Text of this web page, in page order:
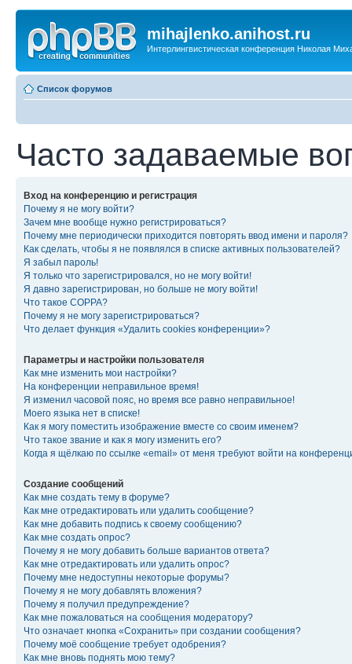
mihajlenko.anihost.ru
Интерлингвистическая конференция Николая
Список форумов
Часто задаваемые
Вход на конференцию и регистрация
Почему я не могу войти?
Зачем мне вообще нужно регистрироваться?
Почему мне периодически приходится повторять ввод имени и пароля?
Как сделать, чтобы я не появлялся в списке активных пользователей?
Я забыл пароль!
Я только что зарегистрировался, но не могу войти!
Я давно зарегистрирован, но больше не могу войти!
Что такое COPPA?
Почему я не могу зарегистрироваться?
Что делает функция «Удалить cookies конференции»?
Параметры и настройки пользователя
Как мне изменить мои настройки?
На конференции неправильное время!
Я изменил часовой пояс, но время все равно неправильное!
Моего языка нет в списке!
Как я могу поместить изображение вместе со своим именем?
Что такое звание и как я могу изменить его?
Когда я щёлкаю по ссылке «email» от меня требуют войти на
Создание сообщений
Как мне создать тему в форуме?
Как мне отредактировать или удалить сообщение?
Как мне добавить подпись к своему сообщению?
Как мне создать опрос?
Почему я не могу добавить больше вариантов ответа?
Как мне отредактировать или удалить опрос?
Почему мне недоступны некоторые форумы?
Почему я не могу добавлять вложения?
Почему я получил предупреждение?
Как мне пожаловаться на сообщения модератору?
Что означает кнопка «Сохранить» при создании сообщения?
Почему моё сообщение требует одобрения?
Как мне вновь поднять мою тему?